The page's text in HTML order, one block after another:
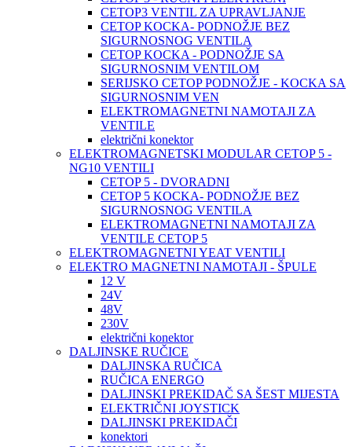
CETOP3 VENTIL ZA UPRAVLJANJE
CETOP KOCKA- PODNOŽJE BEZ
SIGURNOSNOG VENTILA
CETOP KOCKA - PODNOŽJE SA
SIGURNOSNIM VENTILOM
SERIJSKO CETOP PODNOŽJE - KOCKA SA
SIGURNOSNIM VEN
ELEKTROMAGNETNI NAMOTAJI ZA
VENTILE
električni konektor
ELEKTROMAGNETSKI MODULAR CETOP 5 -
NG10 VENTILI
CETOP 5 - DVORADNI
CETOP 5 KOCKA- PODNOŽJE BEZ
SIGURNOSNOG VENTILA
ELEKTROMAGNETNI NAMOTAJI ZA
VENTILE CETOP 5
ELEKTROMAGNETNI YEAT VENTILI
ELEKTRO MAGNETNI NAMOTAJI - ŠPULE
12 V
24V
48V
230V
električni konektor
DALJINSKE RUČICE
DALJINSKA RUČICA
RUČICA ENERGO
DALJINSKI PREKIDAČ SA ŠEST MIJESTA
ELEKTRIČNI JOYSTICK
DALJINSKI PREKIDAČI
konektori